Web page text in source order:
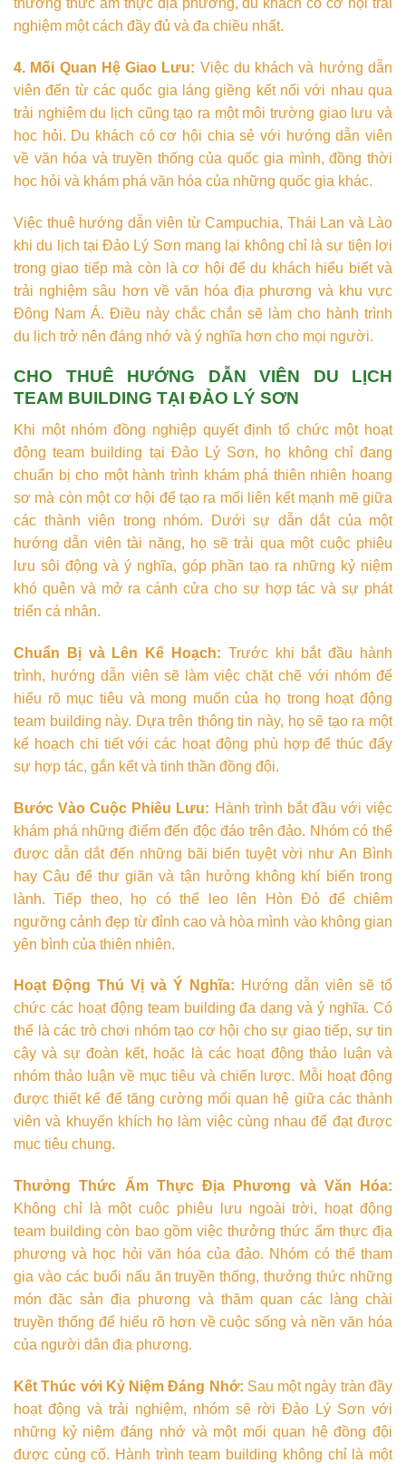
thưởng thức ẩm thực địa phương, du khách có cơ hội trải
nghiệm một cách đầy đủ và đa chiều nhất.
4. Mối Quan Hệ Giao Lưu: Việc du khách và hướng dẫn
viên đến từ các quốc gia láng giềng kết nối với nhau qua
trải nghiệm du lịch cũng tạo ra một môi trường giao lưu và
học hỏi. Du khách có cơ hội chia sẻ với hướng dẫn viên
về văn hóa và truyền thống của quốc gia mình, đồng thời
học hỏi và khám phá văn hóa của những quốc gia khác.
Việc thuê hướng dẫn viên từ Campuchia, Thái Lan và Lào
khi du lịch tại Đảo Lý Sơn mang lại không chỉ là sự tiện lợi
trong giao tiếp mà còn là cơ hội để du khách hiểu biết và
trải nghiệm sâu hơn về văn hóa địa phương và khu vực
Đông Nam Á. Điều này chắc chắn sẽ làm cho hành trình
du lịch trở nên đáng nhớ và ý nghĩa hơn cho mọi người.
CHO THUÊ HƯỚNG DẪN VIÊN DU LỊCH
TEAM BUILDING TẠI ĐẢO LÝ SƠN
Khi một nhóm đồng nghiệp quyết định tổ chức một hoạt
động team building tại Đảo Lý Sơn, họ không chỉ đang
chuẩn bị cho một hành trình khám phá thiên nhiên hoang
sơ mà còn một cơ hội để tạo ra mối liên kết mạnh mẽ giữa
các thành viên trong nhóm. Dưới sự dẫn dắt của một
hướng dẫn viên tài năng, họ sẽ trải qua một cuộc phiêu
lưu sôi động và ý nghĩa, góp phần tạo ra những kỷ niệm
khó quên và mở ra cánh cửa cho sự hợp tác và sự phát
triển cá nhân.
Chuẩn Bị và Lên Kế Hoạch: Trước khi bắt đầu hành
trình, hướng dẫn viên sẽ làm việc chặt chẽ với nhóm để
hiểu rõ mục tiêu và mong muốn của họ trong hoạt động
team building này. Dựa trên thông tin này, họ sẽ tạo ra một
kế hoạch chi tiết với các hoạt động phù hợp để thúc đẩy
sự hợp tác, gắn kết và tinh thần đồng đội.
Bước Vào Cuộc Phiêu Lưu: Hành trình bắt đầu với việc
khám phá những điểm đến độc đáo trên đảo. Nhóm có thể
được dẫn dắt đến những bãi biển tuyệt vời như An Bình
hay Câu để thư giãn và tận hưởng không khí biển trong
lành. Tiếp theo, họ có thể leo lên Hòn Đỏ để chiêm
ngưỡng cảnh đẹp từ đỉnh cao và hòa mình vào không gian
yên bình của thiên nhiên.
Hoạt Động Thú Vị và Ý Nghĩa: Hướng dẫn viên sẽ tổ
chức các hoạt động team building đa dạng và ý nghĩa. Có
thể là các trò chơi nhóm tạo cơ hội cho sự giao tiếp, sự tin
cậy và sự đoàn kết, hoặc là các hoạt động thảo luận và
nhóm thảo luận về mục tiêu và chiến lược. Mỗi hoạt động
được thiết kế để tăng cường mối quan hệ giữa các thành
viên và khuyến khích họ làm việc cùng nhau để đạt được
mục tiêu chung.
Thưởng Thức Ẩm Thực Địa Phương và Văn Hóa:
Không chỉ là một cuộc phiêu lưu ngoài trời, hoạt động
team building còn bao gồm việc thưởng thức ẩm thực địa
phương và học hỏi văn hóa của đảo. Nhóm có thể tham
gia vào các buổi nấu ăn truyền thống, thưởng thức những
món đặc sản địa phương và thăm quan các làng chài
truyền thống để hiểu rõ hơn về cuộc sống và nền văn hóa
của người dân địa phương.
Kết Thúc với Kỷ Niệm Đáng Nhớ: Sau một ngày tràn đầy
hoạt động và trải nghiệm, nhóm sẽ rời Đảo Lý Sơn với
những kỷ niệm đáng nhớ và một mối quan hệ đồng đội
được củng cố. Hành trình team building không chỉ là một